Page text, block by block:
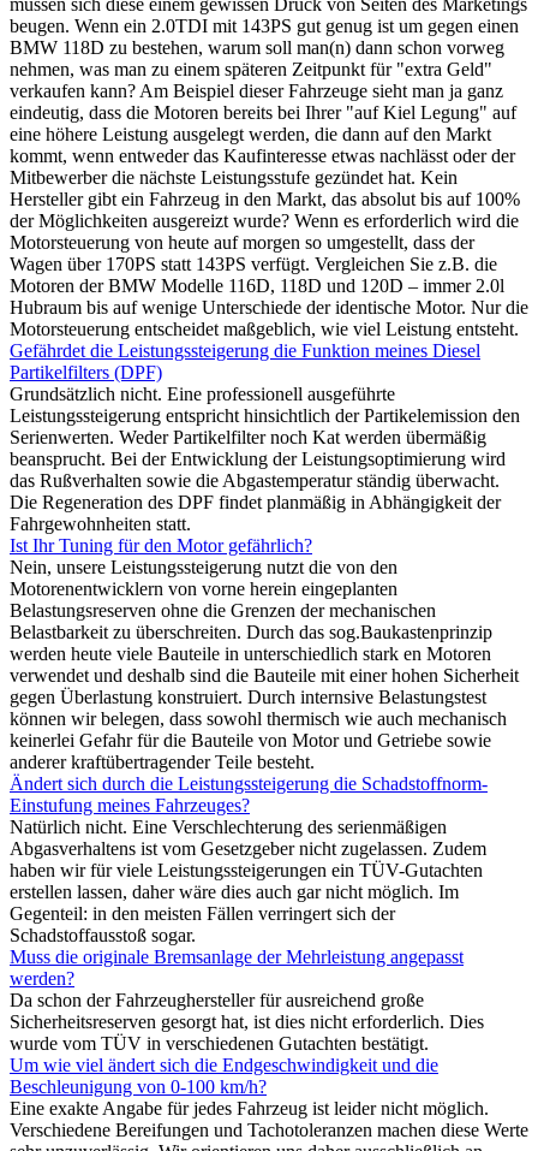
beugen. Wenn ein 2.0TDI mit 143PS gut genug ist um gegen einen
BMW 118D zu bestehen, warum soll man(n) dann schon vorweg
nehmen, was man zu einem späteren Zeitpunkt für "extra Geld"
verkaufen kann? Am Beispiel dieser Fahrzeuge sieht man ja ganz
eindeutig, dass die Motoren bereits bei Ihrer "auf Kiel Legung" auf
eine höhere Leistung ausgelegt werden, die dann auf den Markt
kommt, wenn entweder das Kaufinteresse etwas nachlässt oder der
Mitbewerber die nächste Leistungsstufe gezündet hat. Kein
Hersteller gibt ein Fahrzeug in den Markt, das absolut bis auf 100%
der Möglichkeiten ausgereizt wurde? Wenn es erforderlich wird die
Motorsteuerung von heute auf morgen so umgestellt, dass der
Wagen über 170PS statt 143PS verfügt. Vergleichen Sie z.B. die
Motoren der BMW Modelle 116D, 118D und 120D – immer 2.0l
Hubraum bis auf wenige Unterschiede der identische Motor. Nur die
Motorsteuerung entscheidet maßgeblich, wie viel Leistung entsteht.
Gefährdet die Leistungssteigerung die Funktion meines Diesel
Partikelfilters (DPF)
Grundsätzlich nicht. Eine professionell ausgeführte
Leistungssteigerung entspricht hinsichtlich der Partikelemission den
Serienwerten. Weder Partikelfilter noch Kat werden übermäßig
beansprucht. Bei der Entwicklung der Leistungsoptimierung wird
das Rußverhalten sowie die Abgastemperatur ständig überwacht.
Die Regeneration des DPF findet planmäßig in Abhängigkeit der
Fahrgewohnheiten statt.
Ist Ihr Tuning für den Motor gefährlich?
Nein, unsere Leistungssteigerung nutzt die von den
Motorenentwicklern von vorne herein eingeplanten
Belastungsreserven ohne die Grenzen der mechanischen
Belastbarkeit zu überschreiten. Durch das sog.Baukastenprinzip
werden heute viele Bauteile in unterschiedlich stark en Motoren
verwendet und deshalb sind die Bauteile mit einer hohen Sicherheit
gegen Überlastung konstruiert. Durch internsive Belastungstest
können wir belegen, dass sowohl thermisch wie auch mechanisch
keinerlei Gefahr für die Bauteile von Motor und Getriebe sowie
anderer kraftübertragender Teile besteht.
Ändert sich durch die Leistungssteigerung die Schadstoffnorm-
Einstufung meines Fahrzeuges?
Natürlich nicht. Eine Verschlechterung des serienmäßigen
Abgasverhaltens ist vom Gesetzgeber nicht zugelassen. Zudem
haben wir für viele Leistungssteigerungen ein TÜV-Gutachten
erstellen lassen, daher wäre dies auch gar nicht möglich. Im
Gegenteil: in den meisten Fällen verringert sich der
Schadstoffausstoß sogar.
Muss die originale Bremsanlage der Mehrleistung angepasst
werden?
Da schon der Fahrzeughersteller für ausreichend große
Sicherheitsreserven gesorgt hat, ist dies nicht erforderlich. Dies
wurde vom TÜV in verschiedenen Gutachten bestätigt.
Um wie viel ändert sich die Endgeschwindigkeit und die
Beschleunigung von 0-100 km/h?
Eine exakte Angabe für jedes Fahrzeug ist leider nicht möglich.
Verschiedene Bereifungen und Tachotoleranzen machen diese Werte